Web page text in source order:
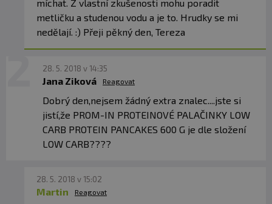
mouka, ultra- a mikrofiltrovaný
syrovátkový
proteinový
koncentrát, micelární kasein (z mléka ), sušenávejce
aroma, strouhaný kokos 6,2 % (ořechy), odtučněný
Malina -ovesnévločky,ovesná
micelární kasein (zmléka), sušenávejce, aroma, sušený
malinový prášek (koncentrát malinové šťávy,
maltodextrin, regulátor kyselosti: kyselina citrónová) 1
%, náhradní sladidlo sukralóza
informace a upozornění na etiketě
výrobku,nepřekračujte doporučené denní dávkování
míchat. Z vlastní zkušenosti mohu poradit
metličku a studenou vodu a je to. Hrudky se mi
nedělají. :) Přeji pěkný den, Tereza
28. 5. 2018 v 14:35
Jana Ziková Reagovat
Dobrý den,nejsem žádný extra znalec....jste si
jistí,že PROM-IN PROTEINOVÉ PALAČINKY LOW
CARB PROTEIN PANCAKES 600 G je dle složení
LOW CARB????
28. 5. 2018 v 15:02
Martin Reagovat